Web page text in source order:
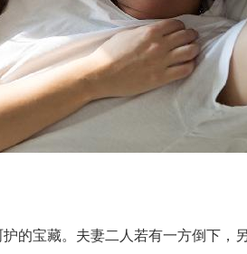
的宝藏。夫妻二人若有一方倒下，